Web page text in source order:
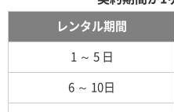
レンタル期間
1 ～ 5 日
6 ～ 10日